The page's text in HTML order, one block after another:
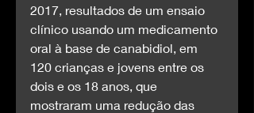
2017, resultados de um ensaio
clínico usando um medicamento
oral à base de canabidiol, em
120 crianças e jovens entre os
dois e os 18 anos, que
mostraram uma redução das